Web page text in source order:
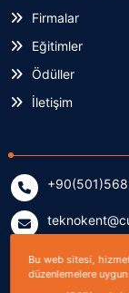
Firmalar
Eğitimler
Ödüller
İletişim
Yenişehir
Sivas,
Bu web sitesi,
düzenlemelere uygun